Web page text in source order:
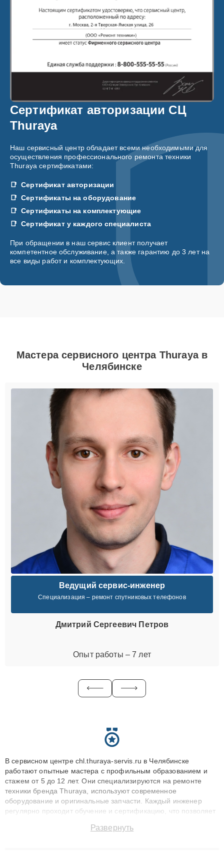
Сертификат авторизации СЦ
Thuraya
Наш сервисный центр обладает всеми необходимыми для
осуществления профессионального ремонта техники
Thuraya сертификатами:
Сертификат авторизации
Сертификаты на оборудование
Сертификаты на комплектующие
Сертификат у каждого специалиста
При обращении в наш сервис клиент получает
компетентное обслуживание, а также гарантию до 3 лет на
все виды работ и комплектующих.
Мастера сервисного центра Thuraya в
Челябинске
Ведущий сервис-инженер
Специализация – ремонт спутниковых телефонов
Дмитрий Сергеевич Петров
Опыт работы – 7 лет
В сервисном центре chl.thuraya-servis.ru в Челябинске
работают опытные мастера с профильным образованием и
стажем от 5 до 12 лет. Они специализируются на ремонте
техники бренда Thuraya, используют современное
оборудование и оригинальные запчасти. Каждый инженер
регулярно проходит обучение и сертификацию, что позволяет
технику с сохранением гарантии до 3 лет. Наши мастера
Развернуть